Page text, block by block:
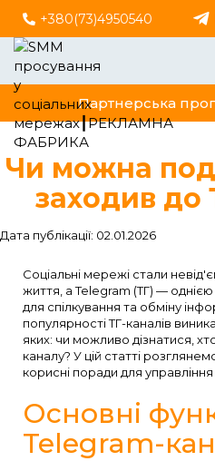
+380(73)4950540
Партнерська
Чи можна
заходив до
Дата публікації: 02.01.2026
Соціальні мережі стали
життя, а Telegram (ТГ) —
для спілкування та обміну
популярності ТГ-каналів
яких: чи можливо дізнатися,
каналу? У цій статті
корисні поради для
Основні
Telegram-